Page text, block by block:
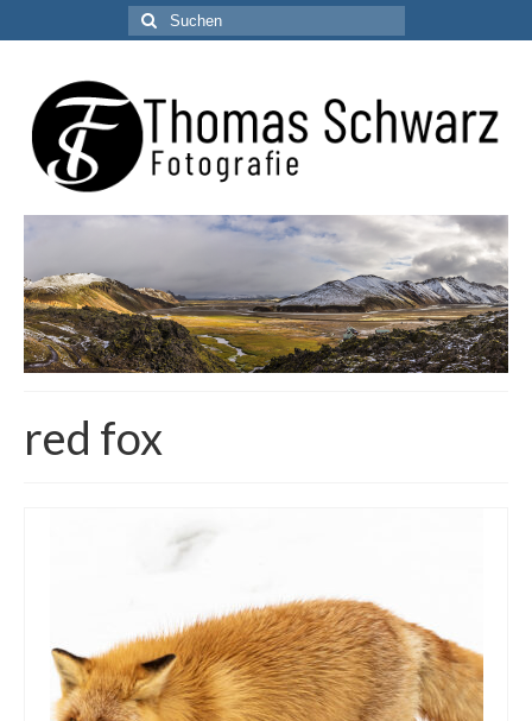
Suchen
nach:
red fox